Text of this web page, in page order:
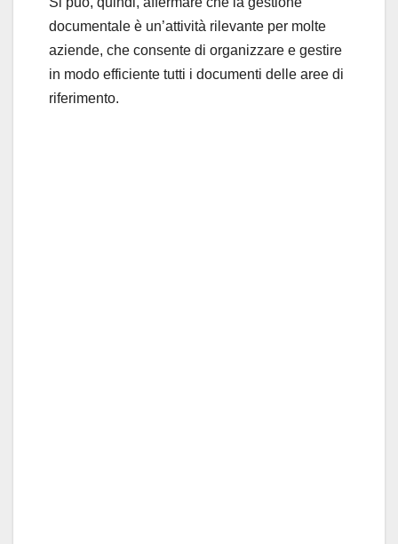
documentale è un’attività rilevante per molte
aziende, che consente di organizzare e gestire
in modo efficiente tutti i documenti delle aree di
riferimento.